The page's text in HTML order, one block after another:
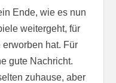
Ende, wie es nun
weitergeht, für
hat. Für
gute Nachricht.
zuhause, aber